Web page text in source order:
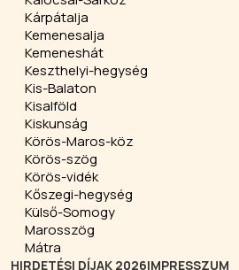
Kárpátalja
Kemenesalja
Kemeneshát
Keszthelyi-hegység
Kis-Balaton
Kisalföld
Kiskunság
Körös-Maros-köz
Körös-szög
Körös-vidék
Kőszegi-hegység
Külső-Somogy
Marosszög
Mátra
HIRDETÉSI DÍJAK 2026IMPRESSZUM